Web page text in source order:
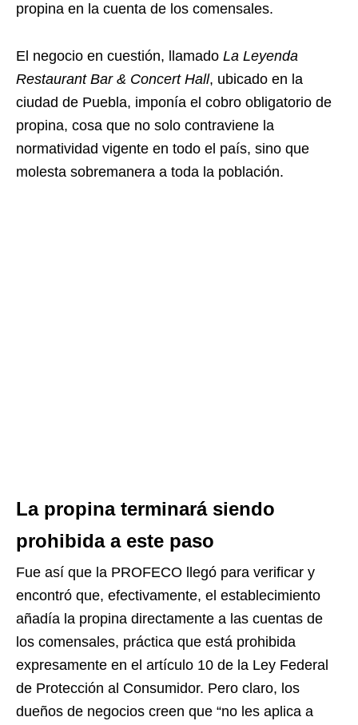
propina en la cuenta de los comensales.
El negocio en cuestión, llamado La Leyenda
Restaurant Bar & Concert Hall, ubicado en la
ciudad de Puebla, imponía el cobro obligatorio de
propina, cosa que no solo contraviene la
normatividad vigente en todo el país, sino que
molesta sobremanera a toda la población.
La propina terminará siendo
prohibida a este paso
Fue así que la PROFECO llegó para verificar y
encontró que, efectivamente, el establecimiento
añadía la propina directamente a las cuentas de
los comensales, práctica que está prohibida
expresamente en el artículo 10 de la Ley Federal
de Protección al Consumidor. Pero claro, los
dueños de negocios creen que “no les aplica a